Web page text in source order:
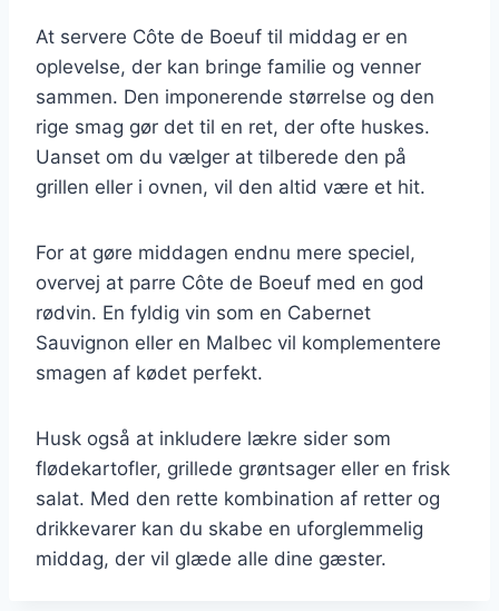
At servere Côte de Boeuf til middag er en
oplevelse, der kan bringe familie og venner
sammen. Den imponerende størrelse og den
rige smag gør det til en ret, der ofte huskes.
Uanset om du vælger at tilberede den på
grillen eller i ovnen, vil den altid være et hit.
For at gøre middagen endnu mere speciel,
overvej at parre Côte de Boeuf med en god
rødvin. En fyldig vin som en Cabernet
Sauvignon eller en Malbec vil komplementere
smagen af kødet perfekt.
Husk også at inkludere lækre sider som
flødekartofler, grillede grøntsager eller en frisk
salat. Med den rette kombination af retter og
drikkevarer kan du skabe en uforglemmelig
middag, der vil glæde alle dine gæster.